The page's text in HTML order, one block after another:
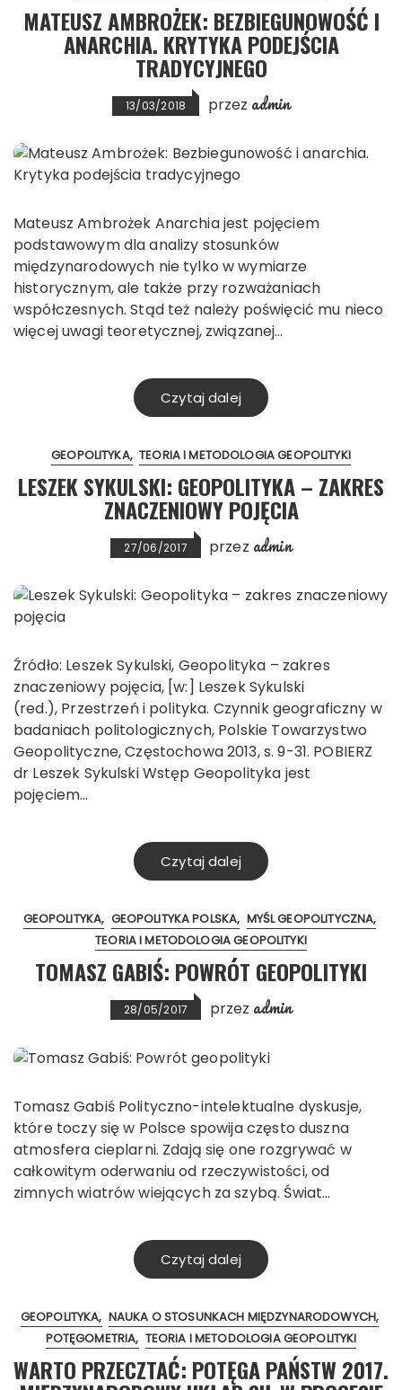
MATEUSZ AMBROŻEK: BEZBIEGUNOWOŚĆ I
ANARCHIA. KRYTYKA PODEJŚCIA
TRADYCYJNEGO
13/03/2018 przez admin
Mateusz Ambrożek Anarchia jest pojęciem
podstawowym dla analizy stosunków
międzynarodowych nie tylko w wymiarze
historycznym, ale także przy rozważaniach
współczesnych. Stąd też należy poświęcić mu nieco
więcej uwagi teoretycznej, związanej…
Czytaj dalej
GEOPOLITYKA TEORIA I METODOLOGIA GEOPOLITYKI
LESZEK SYKULSKI: GEOPOLITYKA – ZAKRES
ZNACZENIOWY POJĘCIA
27/06/2017 przez admin
Źródło: Leszek Sykulski, Geopolityka – zakres
znaczeniowy pojęcia, [w:] Leszek Sykulski
(red.), Przestrzeń i polityka. Czynnik geograficzny w
badaniach politologicznych, Polskie Towarzystwo
Geopolityczne, Częstochowa 2013, s. 9-31. POBIERZ
dr Leszek Sykulski Wstęp Geopolityka jest
pojęciem…
Czytaj dalej
GEOPOLITYKA GEOPOLITYKA POLSKA MYŚL GEOPOLITYCZNA
TEORIA I METODOLOGIA GEOPOLITYKI
TOMASZ GABIŚ: POWRÓT GEOPOLITYKI
28/05/2017 przez admin
Tomasz Gabiś Polityczno-intelektualne dyskusje,
które toczy się w Polsce spowija często duszna
atmosfera cieplarni. Zdają się one rozgrywać w
całkowitym oderwaniu od rzeczywistości, od
zimnych wiatrów wiejących za szybą. Świat…
Czytaj dalej
GEOPOLITYKA NAUKA O STOSUNKACH MIĘDZYNARODOWYCH
POTĘGOMETRIA TEORIA I METODOLOGIA GEOPOLITYKI
WARTO PRZECZTAĆ: POTĘGA PAŃSTW 2017.